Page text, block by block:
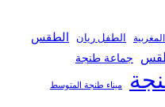
الطفل ريان الطقس
جماعة طنجة
ميناء طنجة المتوسط